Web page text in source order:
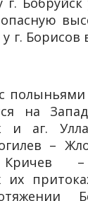
г.
на
и аг.
–
Кричев –
их